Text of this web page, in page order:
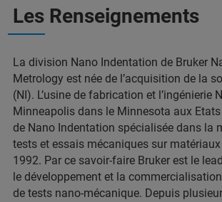
Les Renseignements
La division Nano Indentation de Bruker
Metrology est née de l’acquisition de la
(NI). L’usine de fabrication et l’ingénierie
Minneapolis dans le Minnesota aux Etats
de Nano Indentation spécialisée dans la
tests et essais mécaniques sur
1992. Par ce savoir-faire Bruker est le
le développement et la
de tests nano-mécanique. Depuis